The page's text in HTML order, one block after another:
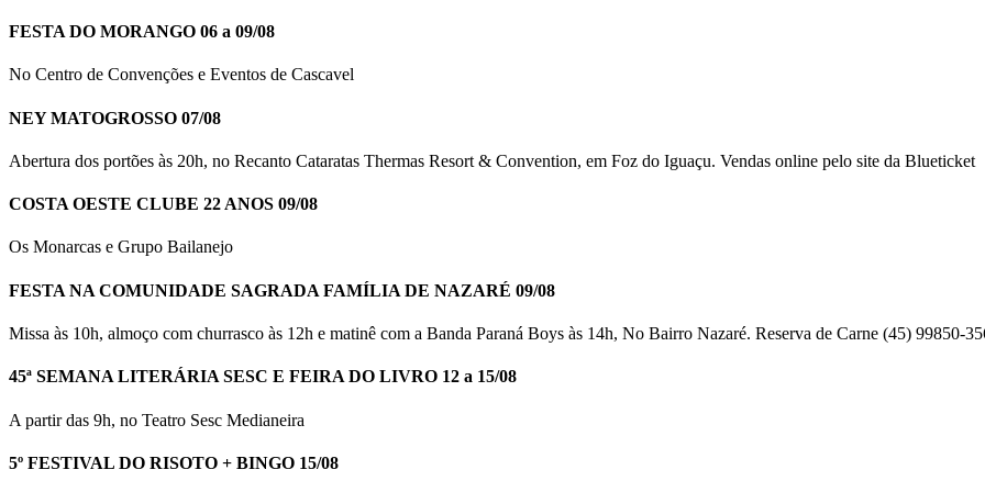
FESTA DO MORANGO 06 a 09/08
No Centro de Convenções e Eventos de Cascavel
NEY MATOGROSSO 07/08
Abertura dos portões às 20h, no Recanto Cataratas Thermas Resort & Convention, em Foz do Iguaçu. Vendas online pelo site da Blueticket
COSTA OESTE CLUBE 22 ANOS 09/08
Os Monarcas e Grupo Bailanejo
FESTA NA COMUNIDADE SAGRADA FAMÍLIA DE NAZARÉ 09/08
Missa às 10h, almoço com churrasco às 12h e matinê com a Banda Paraná Boys às 14h, No Bairro Nazaré. Reserva de Carne (45) 99850-
45ª SEMANA LITERÁRIA SESC E FEIRA DO LIVRO 12 a 15/08
A partir das 9h, no Teatro Sesc Medianeira
5º FESTIVAL DO RISOTO + BINGO 15/08